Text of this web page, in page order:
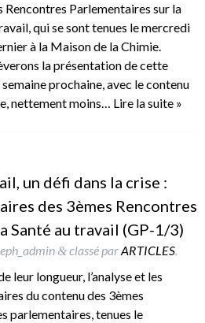
Rencontres Parlementaires sur la
qui se sont tenues le mercredi
à la Maison de la Chimie.
la présentation de cette
prochaine, avec le contenu
nettement moins… Lire la suite »
un défi dans la crise :
des 3èmes Rencontres
Santé au travail (GP-1/3)
eph_admin &classé parARTICLES.
leur longueur, l’analyse et les
du contenu des 3èmes
parlementaires, tenues le